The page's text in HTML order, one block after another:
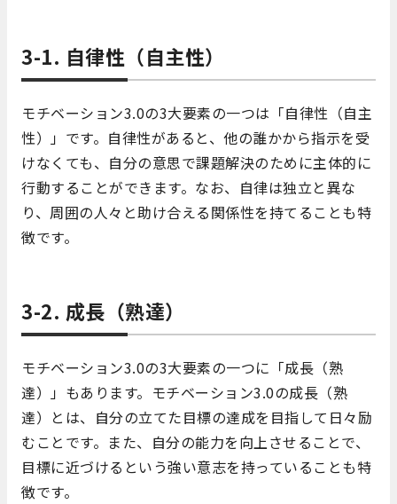
3-1. 自律性（自主性）
モチベーション3.0の3大要素の一つは「自律性（自主
性）」です。自律性があると、他の誰かから指示を受
けなくても、自分の意思で課題解決のために主体的に
行動することができます。なお、自律は独立と異な
り、周囲の人々と助け合える関係性を持てることも特
徴です。
3-2. 成長（熟達）
モチベーション3.0の3大要素の一つに「成長（熟
達）」もあります。モチベーション3.0の成長（熟
達）とは、自分の立てた目標の達成を目指して日々励
むことです。また、自分の能力を向上させることで、
目標に近づけるという強い意志を持っていることも特
徴です。